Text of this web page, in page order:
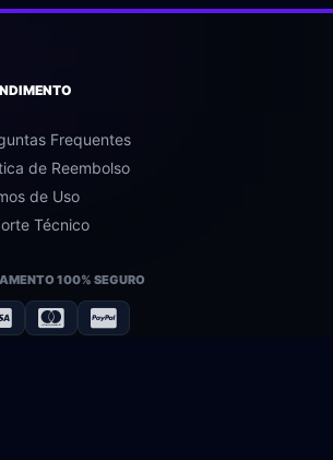
Frequentes
de Reembolso
de Uso
Técnico
100% SEGURO